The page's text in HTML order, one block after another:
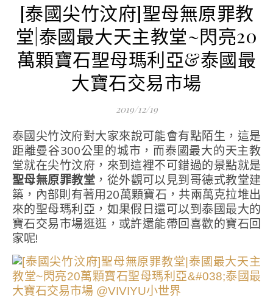
[泰國尖竹汶府]聖母無原罪教
堂|泰國最大天主教堂~閃亮20
萬顆寶石聖母瑪利亞&泰國最
大寶石交易市場
2019/12/19
泰國尖竹汶府對大家來說可能會有點陌生，這是
距離曼谷300公里的城市，而泰國最大的天主教
堂就在尖竹汶府，來到這裡不可錯過的景點就是
聖母無原罪教堂 ，從外觀可以見到哥德式教堂建
築，內部則有著用20萬顆寶石，共兩萬克拉堆出
來的聖母瑪利亞，如果假日還可以到泰國最大的
寶石交易市場逛逛，或許還能帶回喜歡的寶石回
家呢!